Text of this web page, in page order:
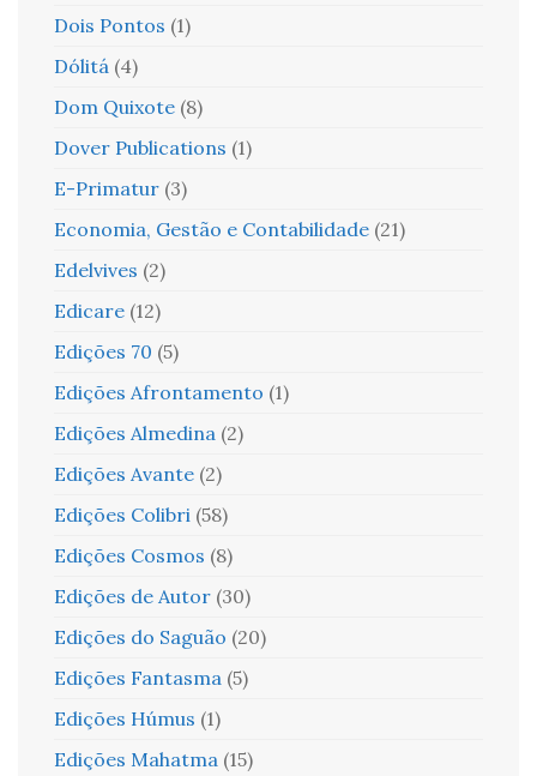
Dois Pontos (1)
Dólitá (4)
Dom Quixote (8)
Dover Publications (1)
E-Primatur (3)
Economia, Gestão e Contabilidade (21)
Edelvives (2)
Edicare (12)
Edições 70 (5)
Edições Afrontamento (1)
Edições Almedina (2)
Edições Avante (2)
Edições Colibri (58)
Edições Cosmos (8)
Edições de Autor (30)
Edições do Saguão (20)
Edições Fantasma (5)
Edições Húmus (1)
Edições Mahatma (15)